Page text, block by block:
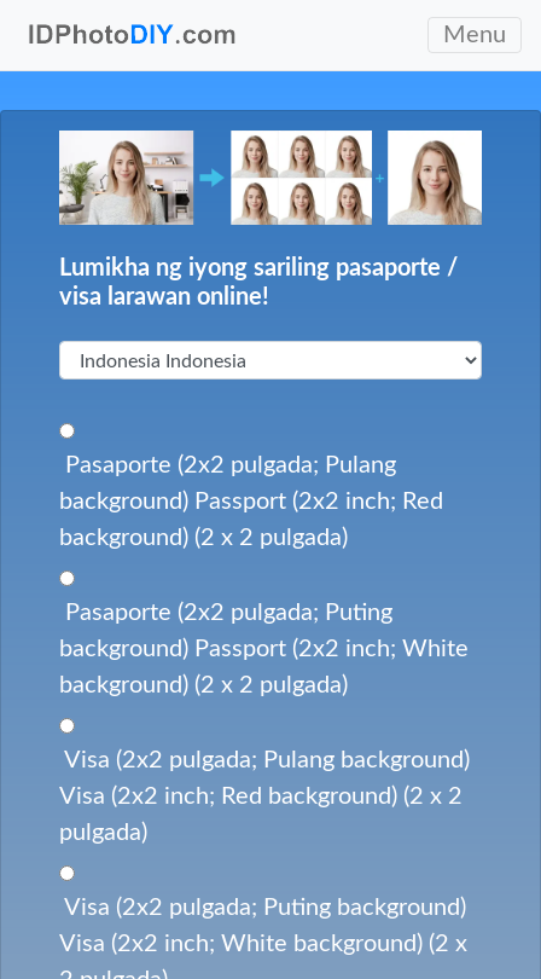
Menu
Lumikha ng iyong sariling pasaporte /
visa larawan online!
Pasaporte (2x2 pulgada; Pulang
background) Passport (2x2 inch; Red
background) (2 x 2 pulgada)
Pasaporte (2x2 pulgada; Puting
background) Passport (2x2 inch; White
background) (2 x 2 pulgada)
Visa (2x2 pulgada; Pulang background)
Visa (2x2 inch; Red background) (2 x 2
pulgada)
Visa (2x2 pulgada; Puting background)
Visa (2x2 inch; White background) (2 x